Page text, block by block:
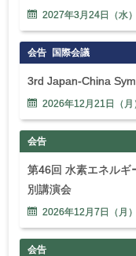
2027年3月 24日（水
会告 国際会議
3rd Japan-China
2026年12月 21日（月
会告
第46回 水素エネルギ
別講演会
2026年12月 7日（月
会告